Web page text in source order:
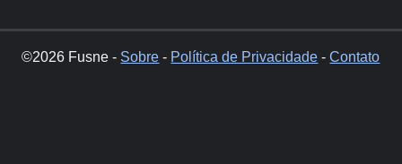
©2026 Fusne - Sobre - Política de Privacidade -Contato